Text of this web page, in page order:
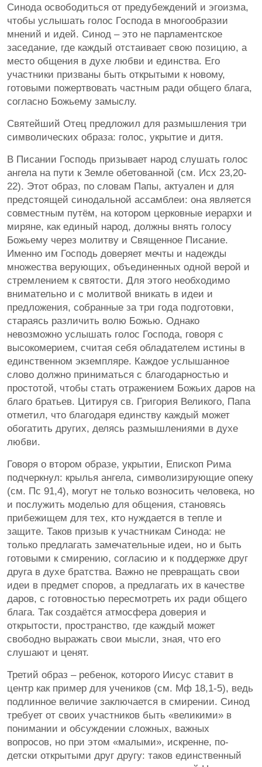
Синода освободиться от предубеждений и эгоизма,
чтобы услышать голос Господа в многообразии
мнений и идей. Синод – это не парламентское
заседание, где каждый отстаивает свою позицию, а
место общения в духе любви и единства. Его
участники призваны быть открытыми к новому,
готовыми пожертвовать частным ради общего блага,
согласно Божьему замыслу.
Святейший Отец предложил для размышления три
символических образа: голос, укрытие и дитя.
В Писании Господь призывает народ слушать голос
ангела на пути к Земле обетованной (см. Исх 23,20-
22). Этот образ, по словам Папы, актуален и для
предстоящей синодальной ассамблеи: она является
совместным путём, на котором церковные иерархи и
миряне, как единый народ, должны внять голосу
Божьему через молитву и Священное Писание.
Именно им Господь доверяет мечты и надежды
множества верующих, объединенных одной верой и
стремлением к святости. Для этого необходимо
внимательно и с молитвой вникать в идеи и
предложения, собранные за три года подготовки,
стараясь различить волю Божью. Однако
невозможно услышать голос Господа, говоря с
высокомерием, считая себя обладателем истины в
единственном экземпляре. Каждое услышанное
слово должно приниматься с благодарностью и
простотой, чтобы стать отражением Божьих даров на
благо братьев. Цитируя св. Григория Великого, Папа
отметил, что благодаря единству каждый может
обогатить других, делясь размышлениями в духе
любви.
Говоря о втором образе, укрытии, Епископ Рима
подчеркнул: крылья ангела, символизирующие опеку
(см. Пс 91,4), могут не только возносить человека, но
и послужить моделью для общения, становясь
прибежищем для тех, кто нуждается в тепле и
защите. Таков призыв к участникам Синода: не
только предлагать замечательные идеи, но и быть
готовыми к смирению, согласию и к поддержке друг
друга в духе братства. Важно не превращать свои
идеи в предмет споров, а предлагать их в качестве
даров, с готовностью пересмотреть их ради общего
блага. Так создаётся атмосфера доверия и
открытости, пространство, где каждый может
свободно выражать свои мысли, зная, что его
слушают и ценят.
Третий образ – ребенок, которого Иисус ставит в
центр как пример для учеников (см. Мф 18,1-5), ведь
подлинное величие заключается в смирении. Синод
требует от своих участников быть «великими» в
понимании и обсуждении сложных, важных
вопросов, но при этом «малыми», искренне, по-
детски открытыми друг другу: таков единственный